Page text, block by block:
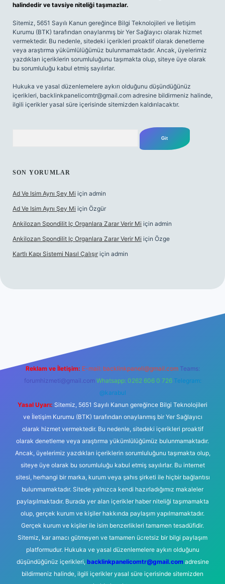
halindedir ve tavsiye niteliği taşımazlar.
Sitemiz, 5651 Sayılı Kanun gereğince Bilgi Teknolojileri ve İletişim
Kurumu (BTK) tarafından onaylanmış bir Yer Sağlayıcı olarak hizmet
vermektedir. Bu nedenle, sitedeki içerikleri proaktif olarak denetleme
veya araştırma yükümlülüğümüz bulunmamaktadır. Ancak, üyelerimiz
yazdıkları içeriklerin sorumluluğunu taşımakta olup, siteye üye olarak
bu sorumluluğu kabul etmiş sayılırlar.
Hukuka ve yasal düzenlemelere aykırı olduğunu düşündüğünüz
içerikleri, backlinkpanelicomtr@gmail.com adresine bildirmeniz halinde,
ilgili içerikler yasal süre içerisinde sitemizden kaldırılacaktır.
SON YORUMLAR
Ad Ve Isim Aynı Şey Mi için admin
Ad Ve Isim Aynı Şey Mi için Özgür
Ankilozan Spondilit Iç Organlara Zarar Verir Mi için admin
Ankilozan Spondilit Iç Organlara Zarar Verir Mi için Özge
Kartlı Kapı Sistemi Nasıl Çalışır için admin
Reklam ve İletişim: E-mail: backlinkpaneli@gmail.com Teams:
forumhizmeti@gmail.com Whatsapp: 0262 606 0 726 Telegram:
@karabul
Yasal Uyarı: Sitemiz, 5651 Sayılı Kanun gereğince Bilgi Teknolojileri
ve İletişim Kurumu (BTK) tarafından onaylanmış bir Yer Sağlayıcı
olarak hizmet vermektedir. Bu nedenle, sitedeki içerikleri proaktif
olarak denetleme veya araştırma yükümlülüğümüz bulunmamaktadır.
Ancak, üyelerimiz yazdıkları içeriklerin sorumluluğunu taşımakta olup,
siteye üye olarak bu sorumluluğu kabul etmiş sayılırlar. Bu internet
sitesi, herhangi bir marka, kurum veya şahıs şirketi ile hiçbir bağlantısı
bulunmamaktadır. Sitede yalnızca kendi hazırladığımız makaleler
paylaşılmaktadır. Burada yer alan içerikler haber niteliği taşımamakta
olup, gerçek kurum ve kişiler hakkında paylaşım yapılmamaktadır.
Gerçek kurum ve kişiler ile isim benzerlikleri tamamen tesadüfidir.
Sitemiz, kar amacı gütmeyen ve tamamen ücretsiz bir bilgi paylaşım
platformudur. Hukuka ve yasal düzenlemelere aykırı olduğunu
düşündüğünüz içerikleri, backlinkpanelicomtr@gmail.comadresine
bildirmeniz halinde, ilgili içerikler yasal süre içerisinde sitemizden